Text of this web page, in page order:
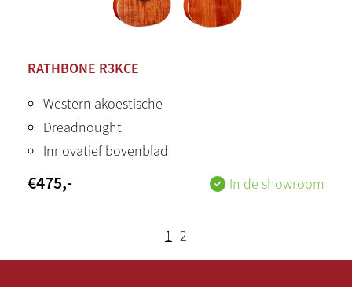
RATHBONE R3KCE
Western akoestische
Dreadnought
Innovatief bovenblad
€475,- In de showroom
1 2